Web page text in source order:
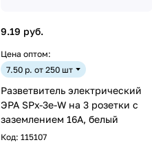
9.19 руб.
Цена оптом:
7.50 р. от 250 шт
Разветвитель электрический
ЭРА SPx-3e-W на 3 розетки с
заземлением 16А, белый
Код: 115107